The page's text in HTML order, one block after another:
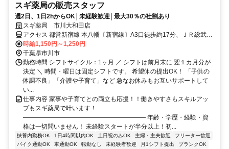
スギ薬局の販売スタッフ
週2日、1日2hからOK│未経験歓迎│最大30％の社割あり
スギ薬局 市川大和田店
アクセス 都営新宿線 本八幡〔新宿線〕A3口徒歩約17分、ＪＲ総武本
線 本八幡〔ＪＲ〕南口徒歩約19分、京成本線 京成八幡出口2徒歩約
22分
時給1,150円～1,250円
千葉県市川市
勤務時間 シフトサイクル：1ヶ月 ／ シフトは前月末に 翌１カ月分が
決定 ＼ 時間・曜日は固定シフトです。 希望休の提出OK！ 「子供の
体調不良」「介護や子育て」など 急なお休みもお互いサポートして
い...
仕事内容 家事や子育てとの両立も応援！！働きやすさもスキルアッ
プもスギ薬局で叶います！
―――――――――――――――――――― 年齢・学歴・経験・資
格は一切問いません！ 未経験スタートが半分以上！初...
扶養内勤務OK 1日4時間以内OK 土日祝のみOK 主婦・主夫歓迎
フリーター歓迎
バイク通勤OK
車通勤OK 転勤なし 未経験者歓迎 月1シフト提出
ブランクOK